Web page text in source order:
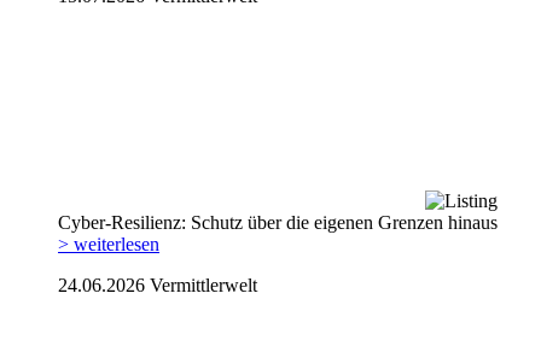
Cyber-Resilienz: Schutz über die eigenen Grenzen hinaus
> weiterlesen
24.06.2026 Vermittlerwelt